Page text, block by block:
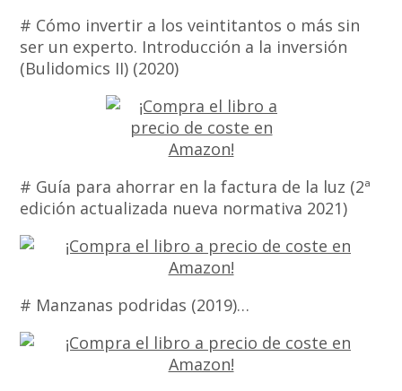
# Cómo invertir a los veintitantos o más sin
ser un experto. Introducción a la inversión
(Bulidomics II) (2020)
# Guía para ahorrar en la factura de la luz (2ª
edición actualizada nueva normativa 2021)
# Manzanas podridas (2019)…